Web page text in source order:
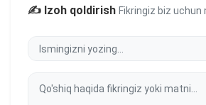
✍️ Izoh qoldirish Fikringiz biz uchun